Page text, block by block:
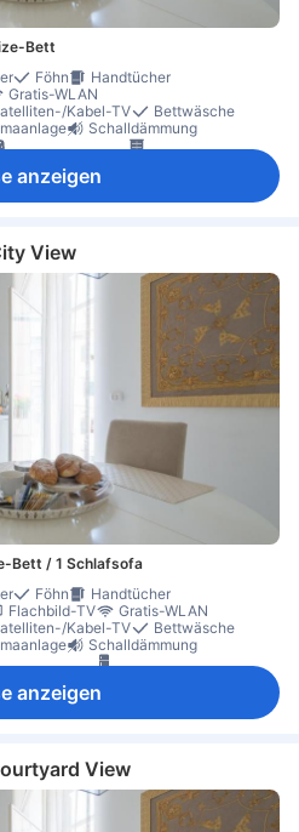
Bett
Föhn
Handtücher
Gratis-WLAN
Kabel-TV
Bettwäsche
Schalldämmung
Bügelmöglichkeit
Kleiderschrank
anzeigen
View
Bett / 1 Schlafsofa
Föhn
Handtücher
Flachbild-TV
Gratis-WLAN
Kabel-TV
Bettwäsche
Schalldämmung
Kühlschrank
Kleiderschrank
anzeigen
View